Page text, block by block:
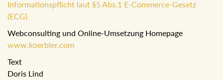
Informationspflicht laut §5 Abs.1 E-Commerce-Gesetz
(ECG)
Webconsulting und Online-Umsetzung Homepage
www.koerbler.com
Text
Doris Lind